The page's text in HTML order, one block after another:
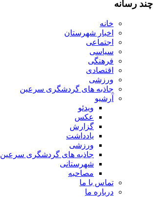
چند رسانه
خانه
اخبار شهرستان
اجتماعی
سیاسی
فرهنگی
اقتصادی
ورزشی
جاذبه های گردشگری سرعین
آرشیو
ویدئو
عکس
گزارش
یادداشت
ورزشی
جاذبه های گردشگری سرعین
شهرستانی
مصاحبه
تماس با ما
درباره ما